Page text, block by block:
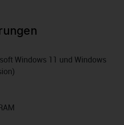
Windows 11 und Windows